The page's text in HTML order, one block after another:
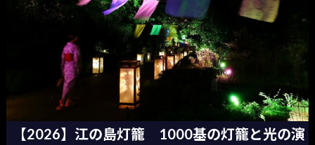
【2026】江の島灯籠 1000基の灯籠と光の演